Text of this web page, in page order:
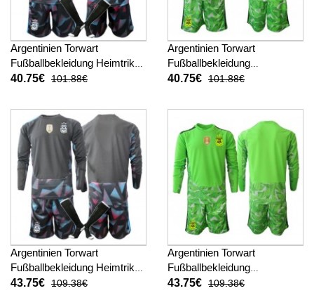
Argentinien Torwart
Fußballbekleidung Heimtrikot
Kinder WM 2026 Kurzarm (+
40.75€ 101.88€
Argentinien Torwart
Fußballbekleidung
Auswärtstrikot Kinder WM
hosen)
40.75€ 101.88€
Argentinien Torwart
Fußballbekleidung Heimtrikot
Kinder WM 2026 Langarm (+
43.75€ 109.38€
Argentinien Torwart
Fußballbekleidung
Auswärtstrikot Kinder WM
43.75€ 109.38€